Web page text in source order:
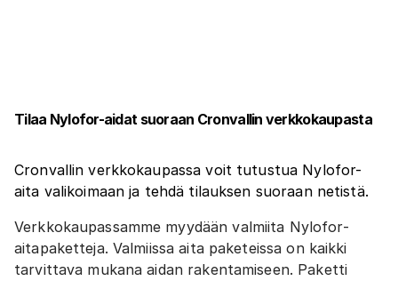
Tilaa Nylofor-aidat suoraan Cronvallin verkkokaupasta
Cronvallin verkkokaupassa voit tutustua Nylofor-
aita valikoimaan ja tehdä tilauksen suoraan netistä.
Verkkokaupassamme myydään valmiita Nylofor-
aitapaketteja. Valmiissa aita paketeissa on kaikki
tarvittava mukana aidan rakentamiseen. Paketti